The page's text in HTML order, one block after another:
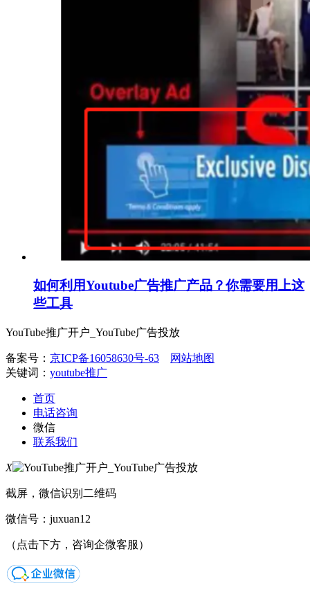
如何利用Youtube广告推广产品？你需要用上这
些工具
YouTube推广开户_YouTube广告投放
备案号： 京ICP备16058630号-63
网站地图
关键词： youtube推广
首页
电话咨询
微信
联系我们
X
截屏，微信识别二维码
微信号： juxuan12
（点击下方，咨询企微客服）